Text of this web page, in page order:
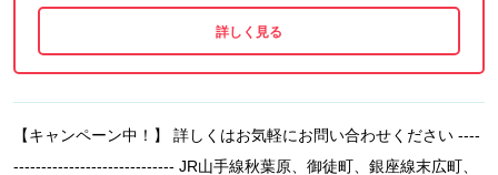
【キャンペーン中！】 詳しくはお気軽にお問い合わせください ----
----------------------------- JR山手線秋葉原、御徒町、銀座線末広町、